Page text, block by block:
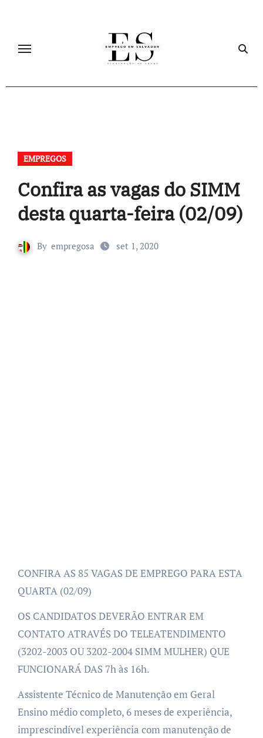
EMPREGOS
Confira as vagas do SIMM
desta quarta-feira (02/09)
By empregosa set 1, 2020
CONFIRA AS 85 VAGAS DE EMPREGO PARA ESTA
QUARTA (02/09)
OS CANDIDATOS DEVERÃO ENTRAR EM
CONTATO ATRAVÉS DO TELEATENDIMENTO
(3202-2003 OU 3202-2004 SIMM MULHER) QUE
FUNCIONARÁ DAS 7h às 16h.
Assistente Técnico de Manutenção em Geral
Ensino médio completo, 6 meses de experiência,
imprescindível experiência com manutenção de